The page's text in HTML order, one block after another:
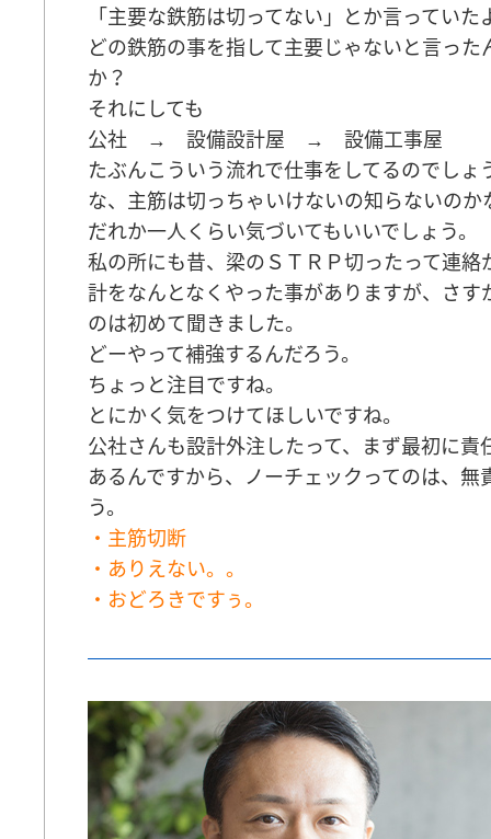
「主要な鉄筋は切ってない」とか言ってい
どの鉄筋の事を指して主要じゃないと言った
か？
それにしても
公社 → 設備設計屋 → 設備工事屋
たぶんこういう流れで仕事をしてるのでしょ
な、主筋は切っちゃいけないの知らないのか
だれか一人くらい気づいてもいいでしょう。
私の所にも昔、梁のＳＴＲＰ切ったって連絡
計をなんとなくやった事がありますが、さす
のは初めて聞きました。
どーやって補強するんだろう。
ちょっと注目ですね。
とにかく気をつけてほしいですね。
公社さんも設計外注したって、まず最初に責
あるんですから、ノーチェックってのは、無
う。
・主筋切断
・ありえない。。
・おどろきですぅ。